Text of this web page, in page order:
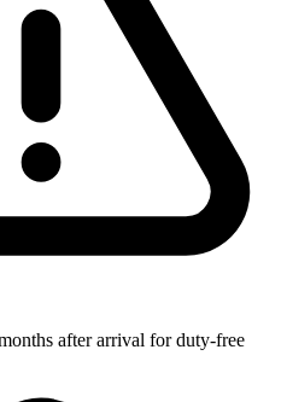
after arrival for duty-free